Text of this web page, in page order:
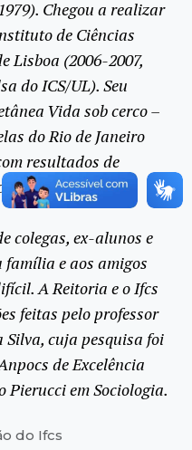
Chegou a realizar
de Ciências
Lisboa (2006-2007,
do ICS/UL). Seu
Vida sob cerco –
do Rio de Janeiro
resultados de
colegas, ex-alunos e
e aos amigos
A Reitoria e o Ifcs
feitas pelo professor
cuja pesquisa foi
de Excelência
em Sociologia.
do Ifcs